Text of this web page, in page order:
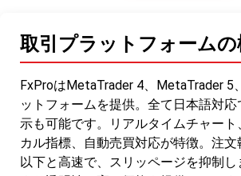
取引プラットフォームの
FxProはMetaTrader 4、MetaTrader 5
ットフォームを提供。全て日本語対
示も可能です。リアルタイムチャート
カル指標、自動売買対応が特徴。注
以下と高速で、スリッページを抑制し